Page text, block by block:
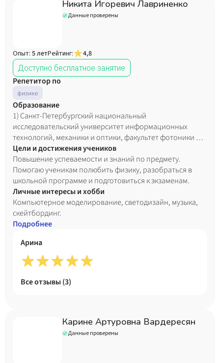
Никита Игоревич Лавриненко
Данные проверены
Опыт: 5 летРейтинг:
4,8
Доступно бесплатное занятие
Репетитор по
физике
Образование
1) Санкт-Петербургский национальный
исследовательский университет информационных
технологий, механики и оптики, факультет фотоники и
оптоинформатики, специальность - фотоника и
оптоинформатика (бакалавр техники и технологии),
2013. 2) Санкт-Петербургский национальный
исследовательский университет информационных
технологий, механики и оптики, институт дизайна и
урбанистики, специальность - световой дизайн (магистр
техники и технологии), 2021.
Цели и достижения учеников
Повышение успеваемости и знаний по предмету.
Помогаю ученикам полюбить физику, разобраться в
школьной программе и подготовиться к экзаменам.
Личные интересы и хобби
Компьютерное моделирование, светодизайн, музыка,
скейтбординг.
Подробнее
Арина
Все отзывы (3)
Карине Артуровна Вардересян
Данные проверены